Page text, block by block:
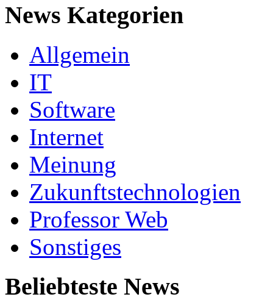
News Kategorien
Allgemein
IT
Software
Internet
Meinung
Zukunftstechnologien
Professor Web
Sonstiges
Beliebteste News